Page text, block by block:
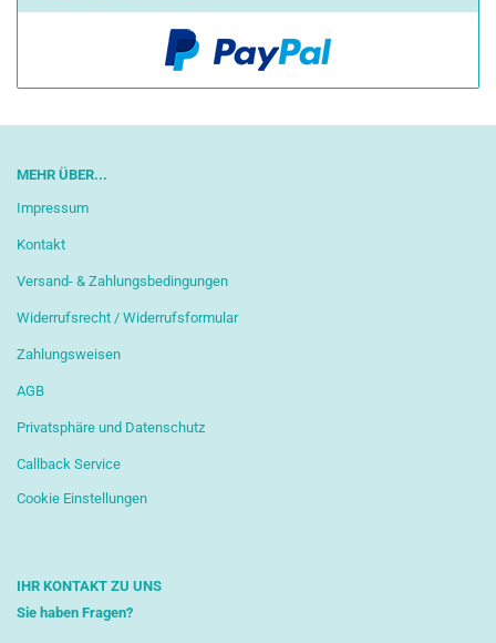
MEHR ÜBER...
Impressum
Kontakt
Versand- & Zahlungsbedingungen
Widerrufsrecht / Widerrufsformular
Zahlungsweisen
AGB
Privatsphäre und Datenschutz
Callback Service
Cookie Einstellungen
IHR KONTAKT ZU UNS
Sie haben Fragen?